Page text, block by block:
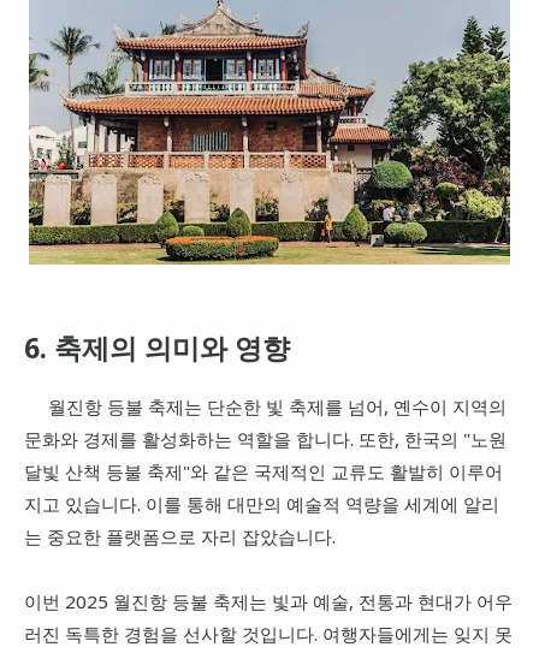
6. 축제의 의미와 영향
월진항 등불 축제는 단순한 빛 축제를 넘어, 옌수이 지역의
문화와 경제를 활성화하는 역할을 합니다. 또한, 한국의 "노원
달빛 산책 등불 축제"와 같은 국제적인 교류도 활발히 이루어
지고 있습니다. 이를 통해 대만의 예술적 역량을 세계에 알리
는 중요한 플랫폼으로 자리 잡았습니다.
이번 2025 월진항 등불 축제는 빛과 예술, 전통과 현대가 어우
러진 독특한 경험을 선사할 것입니다. 여행자들에게는 잊지 못